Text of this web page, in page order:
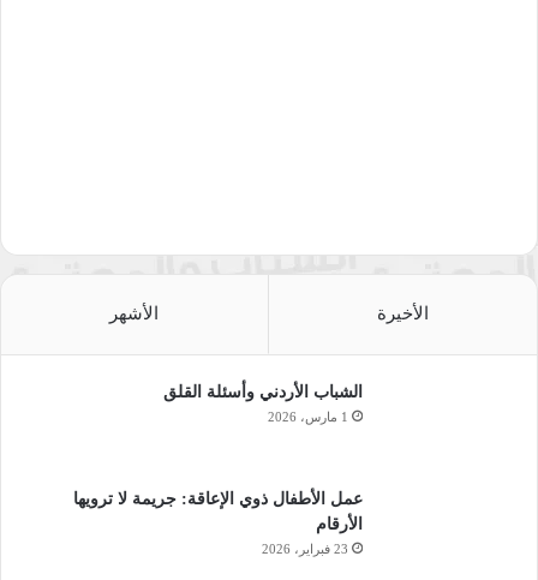
الأخيرة الأشهر
الشباب الأردني وأسئلة القلق
1 مارس، 2026
عمل الأطفال ذوي الإعاقة: جريمة لا ترويها
الأرقام
23 فبراير، 2026